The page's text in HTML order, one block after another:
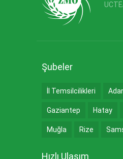
Şubeler
İl Temsilcilikleri
Gaziantep Hatay
Muğla Rize
Hızlı Ulaşım